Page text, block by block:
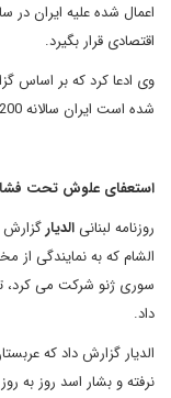
اعمال شده علیه ایران
اقتصادی قرار بگیرد.
وی ادعا کرد که بر اساس
شده است ایران سالانه 200 میلیون دلار به حزب الله کمک مالی می کند.
استعفای علوش تحت
روزنامه لبنانیالدیارگزارش
الشام که به نمایندگی
سوری ژنو شرکت می کرد،
داد.
الدیار گزارش داد که
نرفته و بشار اسد روز به